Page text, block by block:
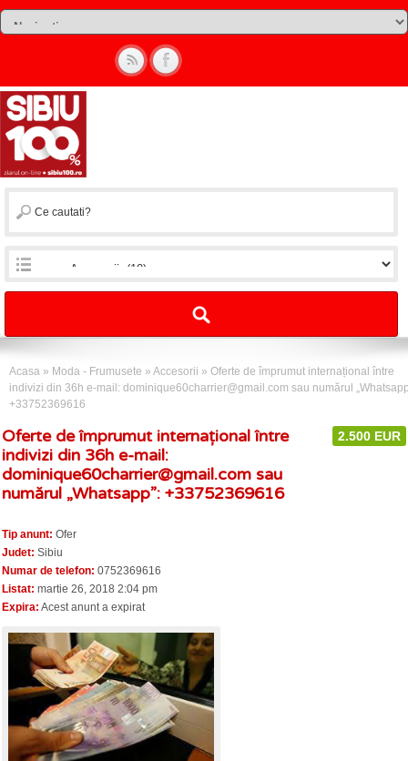
Acasa » Moda - Frumusete » Accesorii » Oferte de împrumut internațional între
indivizi din 36h e-mail: dominique60charrier@gmail.com sau numărul
+33752369616
2.500 EUR
Oferte de împrumut internațional între
indivizi din 36h e-mail:
dominique60charrier@gmail.com sau
numărul „Whatsapp”: +33752369616
Tip anunt: Ofer
Judet: Sibiu
Numar de telefon: 0752369616
Listat: martie 26, 2018 2:04 pm
Expira: Acest anunt a expirat